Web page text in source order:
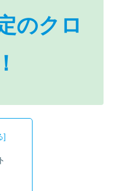
のクロ